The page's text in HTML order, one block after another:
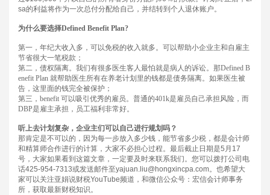
sa的利益将作为一次总付分配给自己，并结转到个人退休账户。
为什么要选择Defined Benefit Plan?
第一，年纪大收入多，可以免税的收入就多。可以帮助小企业主和自雇主
节省很大一笔税款；
第二，债权隔离。我们有很多医生客人最怕就是病人的诉讼。那Defined B
enefit Plan 就帮助医生所有在养老计划里的钱都是债务隔离。如果医生被
告，这里面的钱完全被保护；
第三， benefit 可以吸引优秀的雇员。普通的401k是雇员自己承担风险，而
DBP是雇主承担，员工福利非常好。
听上去计划复杂，企业主们可以自己进行规划吗？
那肯定是不可以的，因为每一步放入多少钱，能节省多少税，都是会计师
和精算师合作进行的计算，大家不必担心过程。最后截止日期是5 月 17
号，大家如果看到这篇文章，一定要及时来联系我们。您可以拨打公司电
话425-954-7313或发送邮件至yajuan.liu@hongxincpa.com。也希望大
家可以关注亚娟说财税YouTube频道，和微信公众号：宏信会计师事务
所，获取最新财税知识。